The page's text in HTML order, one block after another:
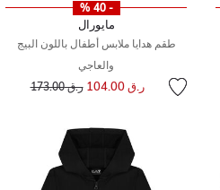
- 40 %
مايورال
طقم هدايا ملابس أطفال باللون البيج
والعاجي
ر.ق 104.00 سعر مخفض من
ر.ق 173.00 إلى